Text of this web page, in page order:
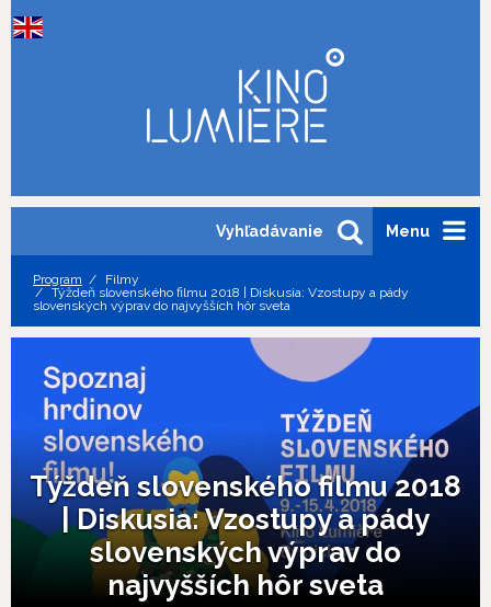
Menu
Vyhľadávanie
Program
Filmy
Týždeň slovenského filmu 2018 | Diskusia: Vzostupy a pády
slovenských výprav do najvyšších hôr sveta
Týždeň slovenského filmu 2018
| Diskusia: Vzostupy a pády
slovenských výprav do
najvyšších hôr sveta